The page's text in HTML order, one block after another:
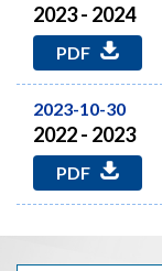
2023 - 2024
PDF
2023-10-30
2022 - 2023
PDF